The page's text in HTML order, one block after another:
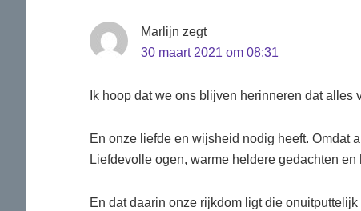
Marlijn zegt
30 maart 2021 om 08:31
Ik hoop dat we ons blijven herinneren dat
En onze liefde en wijsheid nodig heeft. Omdat
Liefdevolle ogen, warme heldere gedachten
En dat daarin onze rijkdom ligt die